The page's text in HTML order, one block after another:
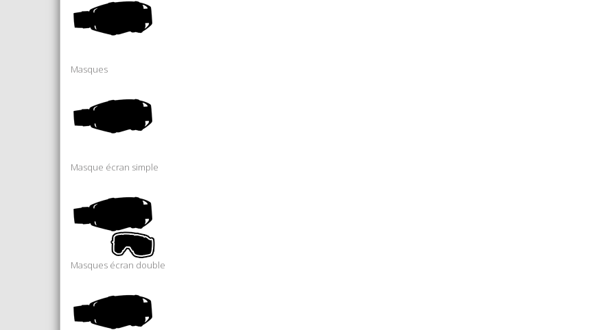
Masques
Masque écran simple
Masques écran double